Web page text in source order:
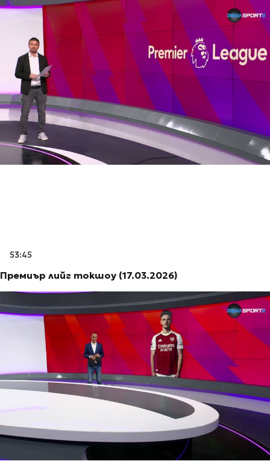
53:45
Премиър лийг токшоу (17.03.2026)